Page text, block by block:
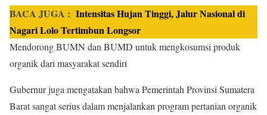
BACA JUGA : Intensitas Hujan Tinggi, Jalur Nasional di
Nagari Lolo Tertimbun Longsor
Mendorong BUMN dan BUMD untuk mengkosumsi produk
organik dari masyarakat sendiri
Gubernur juga mengatakan bahwa Pemerintah Provinsi Sumatera
Barat sangat serius dalam menjalankan program pertanian organik